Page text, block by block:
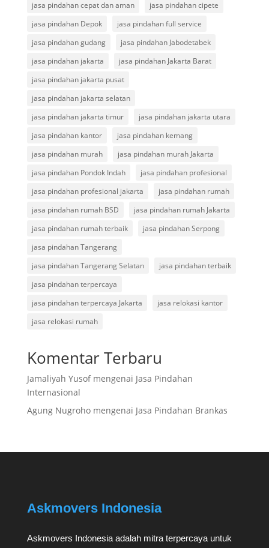
jasa pindahan cepat dan aman
jasa pindahan cipete
jasa pindahan Depok
jasa pindahan full service
jasa pindahan gudang
jasa pindahan Jabodetabek
jasa pindahan jakarta
jasa pindahan Jakarta Barat
jasa pindahan jakarta pusat
jasa pindahan jakarta selatan
jasa pindahan jakarta timur
jasa pindahan jakarta utara
jasa pindahan kantor
jasa pindahan kemang
jasa pindahan murah
jasa pindahan murah Jakarta
jasa pindahan Pondok Indah
jasa pindahan profesional
jasa pindahan profesional jakarta
jasa pindahan rumah
jasa pindahan rumah BSD
jasa pindahan rumah Jakarta
jasa pindahan rumah terbaik
jasa pindahan Serpong
jasa pindahan Tangerang
jasa pindahan Tangerang Selatan
jasa pindahan terbaik
jasa pindahan terpercaya
jasa pindahan terpercaya Jakarta
jasa relokasi kantor
jasa relokasi rumah
Komentar Terbaru
Jamaliyah Yusofmengenai Jasa Pindahan
Internasional
Agung Nugrohomengenai Jasa Pindahan Brankas
Askmovers Indonesia
Askmovers Indonesia adalah mitra terpercaya untuk